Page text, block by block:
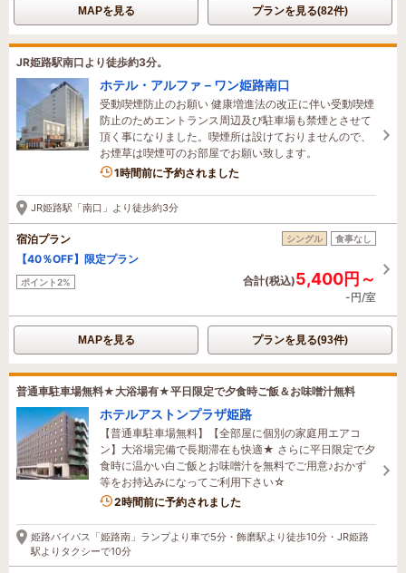
MAPを見る プランを見る(82件)
JR姫路駅南口より徒歩約3分。
ホテル・アルファ－ワン姫路南口
受動喫煙防止のお願い 健康増進法の改正に伴い受動喫煙
防止のためエントランス周辺及び駐車場も禁煙とさせて
頂く事になりました。喫煙所は設けておりませんので、
お煙草は喫煙可のお部屋でお願い致します。
3名がこの宿を見ています
1時間前に予約されました
JR姫路駅「南口」より徒歩約3分
宿泊プラン シングル 食事なし
【40％OFF】限定プラン
ポイント2% 合計(税込)5,400円～
-円/室
MAPを見る プランを見る(93件)
普通車駐車場無料★大浴場有★平日限定で夕食時ご飯＆お味噌汁無料
ホテルアストンプラザ姫路
【普通車駐車場無料】【全部屋に個別の家庭用エアコ
ン】大浴場完備で長期滞在も快適★ さらに平日限定で夕
食時に温かい白ご飯とお味噌汁を無料でご用意♪おかず
等をお持込みになってご利用下さい☆
1名がこの宿を見ています
2時間前に予約されました
姫路バイパス「姫路南」ランプより車で5分・飾磨駅より徒歩10分・JR姫路
駅よりタクシーで10分